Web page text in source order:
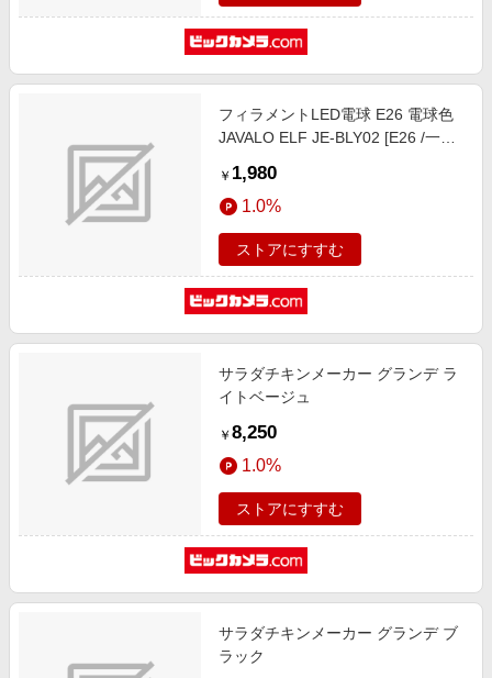
フィラメントLED電球 E26 電球色
JAVALO ELF JE-BLY02 [E26 /一般
￥ 1,980
1.0%
ストアにすすむ
サラダチキンメーカー グランデ ラ
イトベージュ
￥ 8,250
1.0%
ストアにすすむ
サラダチキンメーカー グランデ ブ
ラック